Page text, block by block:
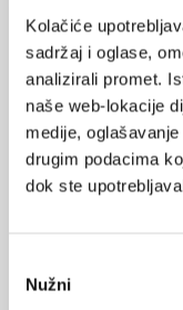
Kolačiće
sadržaj i oglase,
analizirali promet.
naše web-lokacije
medije,
drugim podacima
dok ste
pristanka
Nužni
VEZANI SADRŽAJ
Glazbena terapija
hitne pomoći
Katastrofiziranje
postoporativna bol